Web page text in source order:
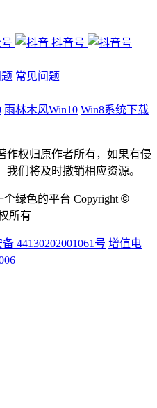
抖音号
常见问题
雨林木风Win10 Win8系统下载
作权归原作者所有，如果有侵
们将及时撒销相应资源。
绿色的平台 Copyright ©
所有
44130202001061号 增值电